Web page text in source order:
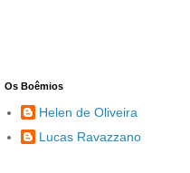
Os Boêmios
Helen de Oliveira
Lucas Ravazzano